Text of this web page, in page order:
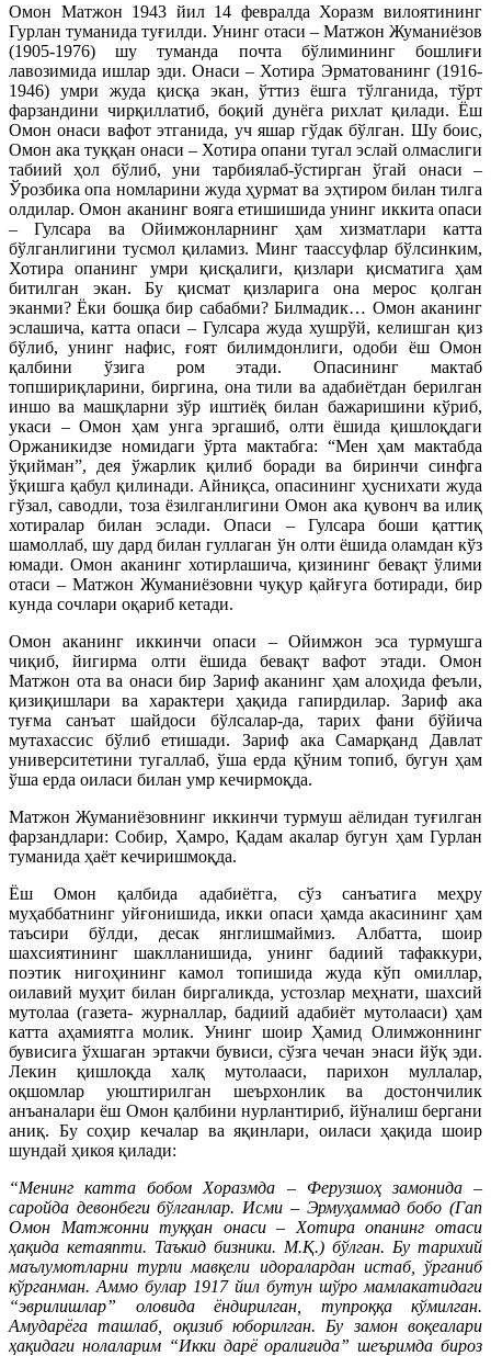
Омон Матжон 1943 йил 14 февралда Хоразм вилоятининг
Гурлан туманида туғилди. Унинг отаси – Матжон Жуманиёзов
(1905-1976) шу туманда почта бўлимининг бошлиғи
лавозимида ишлар эди. Онаси – Хотира Эрматованинг (1916-
1946) умри жуда қисқа экан, ўттиз ёшга тўлганида, тўрт
фарзандини чирқиллатиб, боқий дунёга рихлат қилади. Ёш
Омон онаси вафот этганида, уч яшар гўдак бўлган. Шу боис,
Омон ака туққан онаси – Хотира опани тугал эслай олмаслиги
табиий ҳол бўлиб, уни тарбиялаб-ўстирган ўгай онаси –
Ўрозбика опа номларини жуда ҳурмат ва эҳтиром билан тилга
олдилар. Омон аканинг вояга етишишида унинг иккита опаси
– Гулсара ва Ойимжонларнинг ҳам хизматлари катта
бўлганлигини тусмол қиламиз. Минг таассуфлар бўлсинким,
Хотира опанинг умри қисқалиги, қизлари қисматига ҳам
битилган экан. Бу қисмат қизларига она мерос қолган
эканми? Ёки бошқа бир сабабми? Билмадик… Омон аканинг
эслашича, катта опаси – Гулсара жуда хушрўй, келишган қиз
бўлиб, унинг нафис, ғоят билимдонлиги, одоби ёш Омон
қалбини ўзига ром этади. Опасининг мактаб
топшириқларини, биргина, она тили ва адабиётдан берилган
иншо ва машқларни зўр иштиёқ билан бажаришини кўриб,
укаси – Омон ҳам унга эргашиб, олти ёшида қишлоқдаги
Оржаникидзе номидаги ўрта мактабга: “Мен ҳам мактабда
ўқийман”, дея ўжарлик қилиб боради ва биринчи синфга
ўқишга қабул қилинади. Айниқса, опасининг ҳуснихати жуда
гўзал, саводли, тоза ёзилганлигини Омон ака қувонч ва илиқ
хотиралар билан эслади. Опаси – Гулсара боши қаттиқ
шамоллаб, шу дард билан гуллаган ўн олти ёшида оламдан кўз
юмади. Омон аканинг хотирлашича, қизининг бевақт ўлими
отаси – Матжон Жуманиёзовни чуқур қайғуга ботиради, бир
кунда сочлари оқариб кетади.
Омон аканинг иккинчи опаси – Ойимжон эса турмушга
чиқиб, йигирма олти ёшида бевақт вафот этади. Омон
Матжон ота ва онаси бир Зариф аканинг ҳам алоҳида феъли,
қизиқишлари ва характери ҳақида гапирдилар. Зариф ака
туғма санъат шайдоси бўлсалар-да, тарих фани бўйича
мутахассис бўлиб етишади. Зариф ака Самарқанд Давлат
университетини тугаллаб, ўша ерда қўним топиб, бугун ҳам
ўша ерда оиласи билан умр кечирмоқда.
Матжон Жуманиёзовнинг иккинчи турмуш аёлидан туғилган
фарзандлари: Собир, Ҳамро, Қадам акалар бугун ҳам Гурлан
туманида ҳаёт кечиришмоқда.
Ёш Омон қалбида адабиётга, сўз санъатига меҳру
муҳаббатнинг уйғонишида, икки опаси ҳамда акасининг ҳам
таъсири бўлди, десак янглишмаймиз. Албатта, шоир
шахсиятининг шаклланишида, унинг бадиий тафаккури,
поэтик нигоҳининг камол топишида жуда кўп омиллар,
оилавий муҳит билан биргаликда, устозлар меҳнати, шахсий
мутолаа (газета- журналлар, бадиий адабиёт мутолааси) ҳам
катта аҳамиятга молик. Унинг шоир Ҳамид Олимжоннинг
бувисига ўхшаган эртакчи бувиси, сўзга чечан энаси йўқ эди.
Лекин қишлоқда халқ мутолааси, парихон муллалар,
оқшомлар уюштирилган шеърхонлик ва достончилик
анъаналари ёш Омон қалбини нурлантириб, йўналиш бергани
аниқ. Бу соҳир кечалар ва яқинлари, оиласи ҳақида шоир
шундай ҳикоя қилади:
“Менинг катта бобом Хоразмда – Ферузшоҳ замонида –
саройда девонбеги бўлганлар. Исми – Эрмуҳаммад бобо (Гап
Омон Матжонни туққан онаси – Хотира опанинг отаси
ҳақида кетаяпти. Таъкид бизники. М.Қ.) бўлган. Бу тарихий
маълумотларни турли мавқели идоралардан истаб, ўрганиб
кўрганман. Аммо булар 1917 йил бутун шўро мамлакатидаги
“эврилишлар” оловида ёндирилган, тупроққа кўмилган.
Амударёга ташлаб, оқизиб юборилган. Бу замон воқеалари
ҳақидаги нолаларим “Икки дарё оралиғида” шеъримда бироз